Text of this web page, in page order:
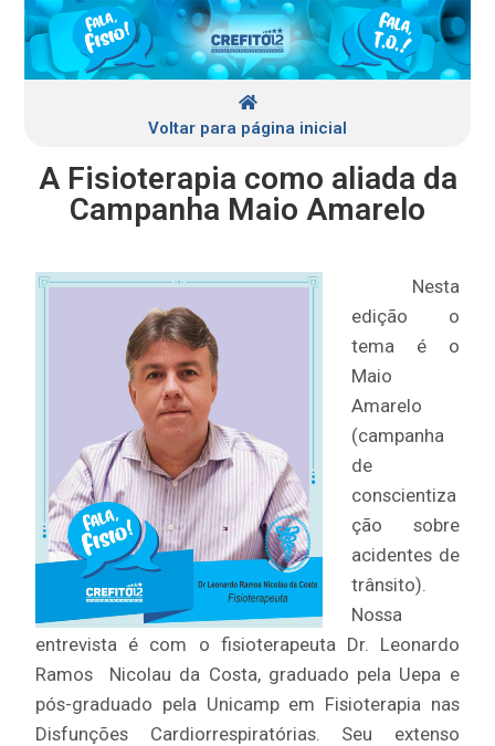
Voltar para página inicial
A Fisioterapia como aliada da
Campanha Maio Amarelo
Nesta
edição o
tema é o
Maio
Amarelo
(campanha
de
conscientiza
ção sobre
acidentes de
trânsito).
Nossa
entrevista é com o fisioterapeuta Dr. Leonardo
Ramos Nicolau da Costa, graduado pela Uepa e
pós-graduado pela Unicamp em Fisioterapia nas
Disfunções Cardiorrespiratórias. Seu extenso